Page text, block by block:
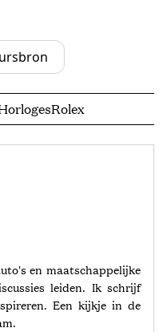
Rolex
en maatschappelijke
leiden. Ik schrijf
Een kijkje in de